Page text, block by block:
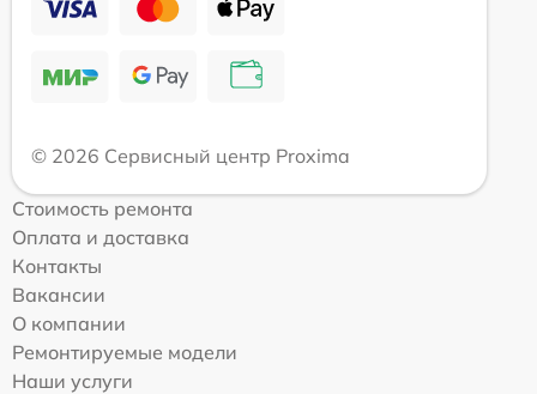
© 2026 Сервисный центр Proxima
Стоимость ремонта
Оплата и доставка
Контакты
Вакансии
О компании
Ремонтируемые модели
Наши услуги